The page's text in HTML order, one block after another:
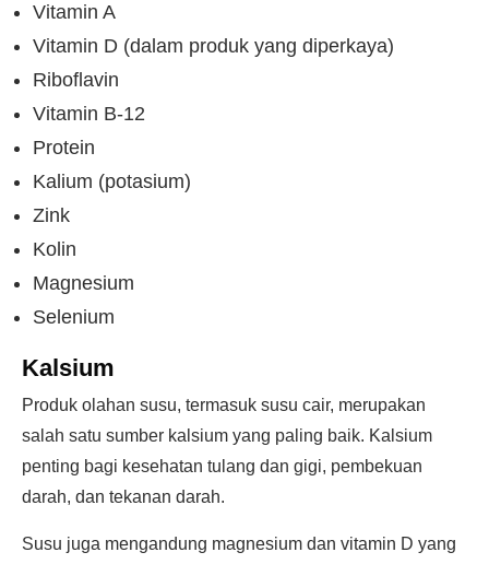
Vitamin A
Vitamin D (dalam produk yang diperkaya)
Riboflavin
Vitamin B-12
Protein
Kalium (potasium)
Zink
Kolin
Magnesium
Selenium
Kalsium
Produk olahan susu, termasuk susu cair, merupakan
salah satu sumber kalsium yang paling baik. Kalsium
penting bagi kesehatan tulang dan gigi, pembekuan
darah, dan tekanan darah.
Susu juga mengandung magnesium dan vitamin D yang